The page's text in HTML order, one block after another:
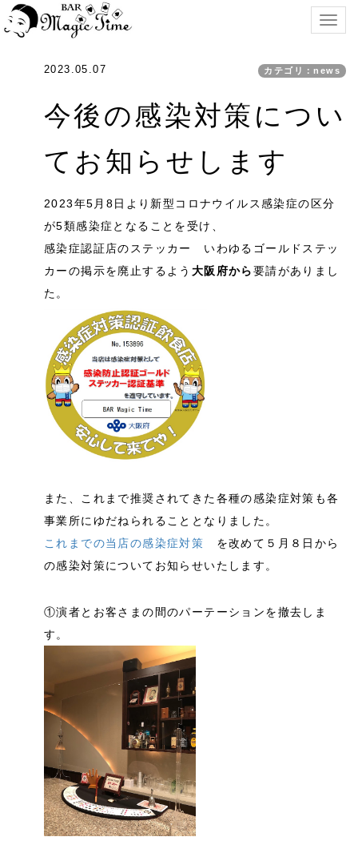
2023.05.07 カテゴリ：news
今後の感染対策につい
てお知らせします
2023年5月8日より新型コロナウイルス感染症の区分
が5類感染症となることを受け、
感染症認証店のステッカー いわゆるゴールドステッ
カーの掲示を廃止するよう 大阪府から要請がありまし
た。
また、これまで推奨されてきた各種の感染症対策も各
事業所にゆだねられることとなりました。
これまでの当店の感染症対策 を改めて５月８日から
の感染対策についてお知らせいたします。
①演者とお客さまの間のパーテーションを撤去しま
す。